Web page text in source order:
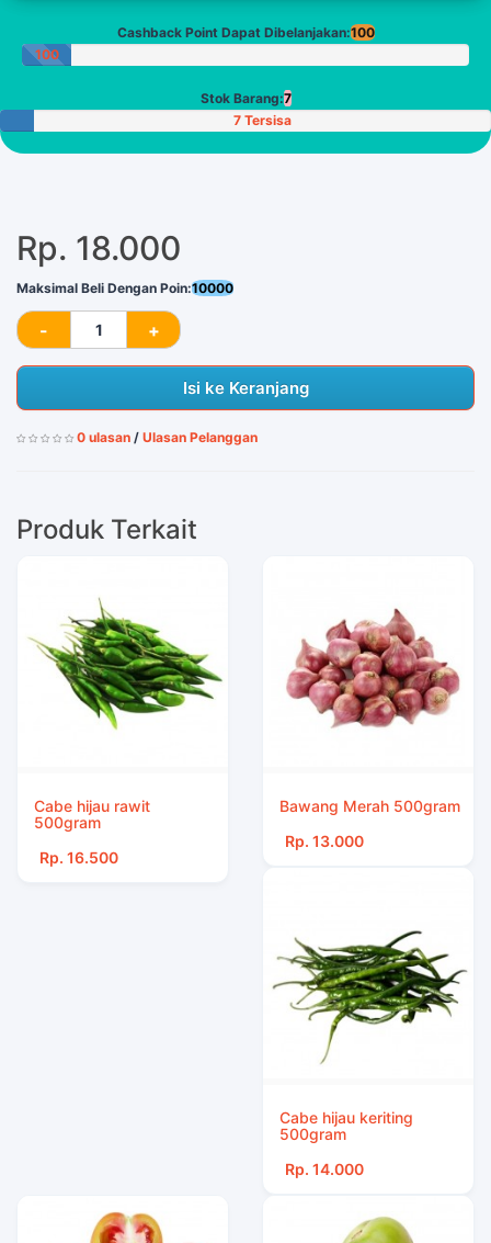
Cashback Point Dapat Dibelanjakan:100
100
Stok Barang:7
7 Tersisa
Rp. 18.000
Maksimal Beli Dengan Poin:10000
Isi ke Keranjang
0 ulasan / Ulasan Pelanggan
Produk Terkait
Cabe hijau rawit
500gram
Rp. 16.500
Bawang Merah 500gram
Rp. 13.000
Cabe hijau keriting
500gram
Rp. 14.000